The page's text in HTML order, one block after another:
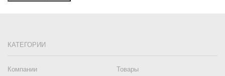
КАТЕГОРИИ
Компании
Товары